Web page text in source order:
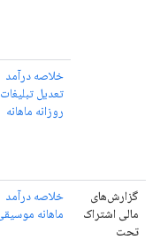
خلاصه درآمد
تعدیل تبلیغات
روزانه ماهانه
گزارش‌های
مالی اشتراک
تحت
خلاصه درآمد
ماهانه موسیقی